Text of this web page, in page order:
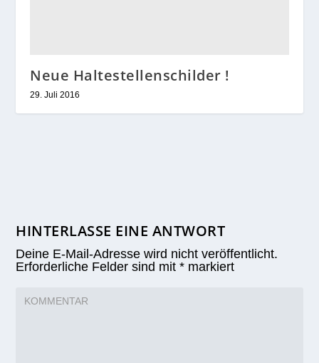
Neue Haltestellenschilder !
29. Juli 2016
HINTERLASSE EINE ANTWORT
Deine E-Mail-Adresse wird nicht veröffentlicht.
Erforderliche Felder sind mit* markiert